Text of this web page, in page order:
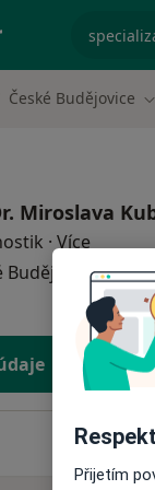
České Budějovice
Miroslava
· Víceo
Budějovice1
Adresy
Přijetím